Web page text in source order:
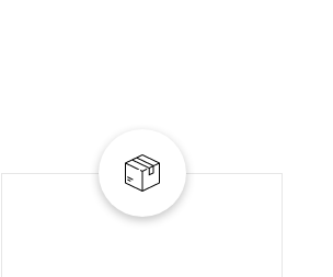
MACHINES POUR LE TRAVAIL DU
MÉTAL